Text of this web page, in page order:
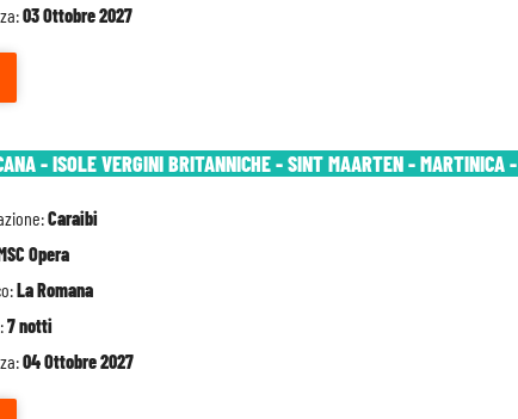
03 Ottobre 2027
- ISOLE VERGINI BRITANNICHE - SINT MAARTEN - MARTINICA -
Caraibi
Opera
La Romana
7 notti
04 Ottobre 2027